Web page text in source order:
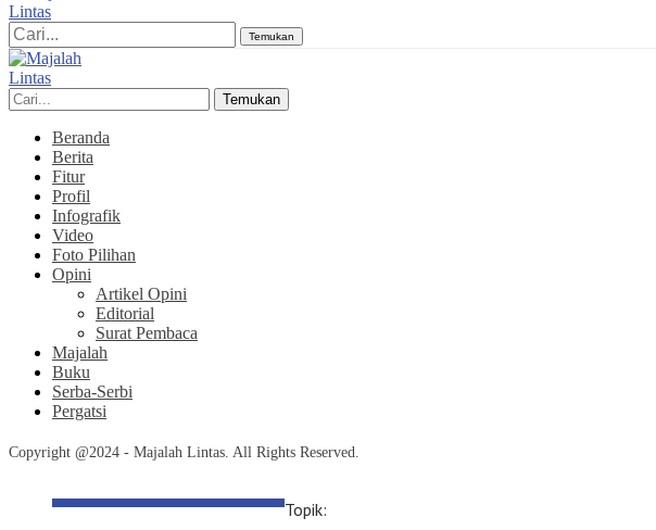
Temukan
Temukan
Beranda
Berita
Fitur
Profil
Infografik
Video
Foto Pilihan
Opini
Artikel Opini
Editorial
Surat Pembaca
Majalah
Buku
Serba-Serbi
Pergatsi
Copyright @2024 - Majalah Lintas. All Rights Reserved.
Topik: